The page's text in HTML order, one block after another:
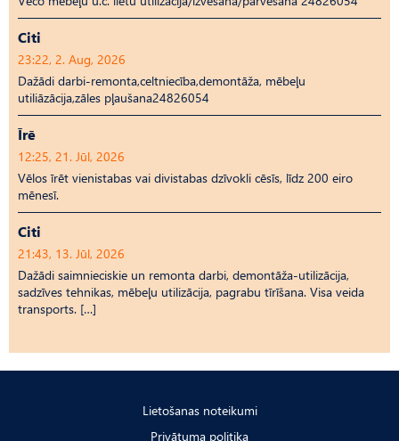
Citi
23:22, 2. Aug, 2026
Dažādi darbi-remonta,celtniecība,demontāža, mēbeļu
utiliāzācija,zāles pļaušana24826054
Īrē
12:25, 21. Jūl, 2026
Vēlos īrēt vienistabas vai divistabas dzīvokli cēsīs, līdz 200 eiro
mēnesī.
Citi
21:43, 13. Jūl, 2026
Dažādi saimnieciskie un remonta darbi, demontāža-utilizācija,
sadzīves tehnikas, mēbeļu utilizācija, pagrabu tīrīšana. Visa veida
transports. […]
Lietošanas noteikumi
Privātuma politika